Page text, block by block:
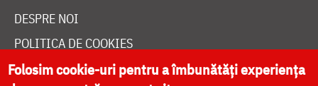
DESPRE NOI
POLITICA DE COOKIES
DONEAZĂ ONLINE PENTRU CATEDRALA NAȚIONALĂ
Folosim cookie-uri pentru a îmbunătăți experiența